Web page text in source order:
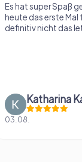
Es hat super Spaß
heute das erste Mal
definitiv nicht das
Katharina
03.08.